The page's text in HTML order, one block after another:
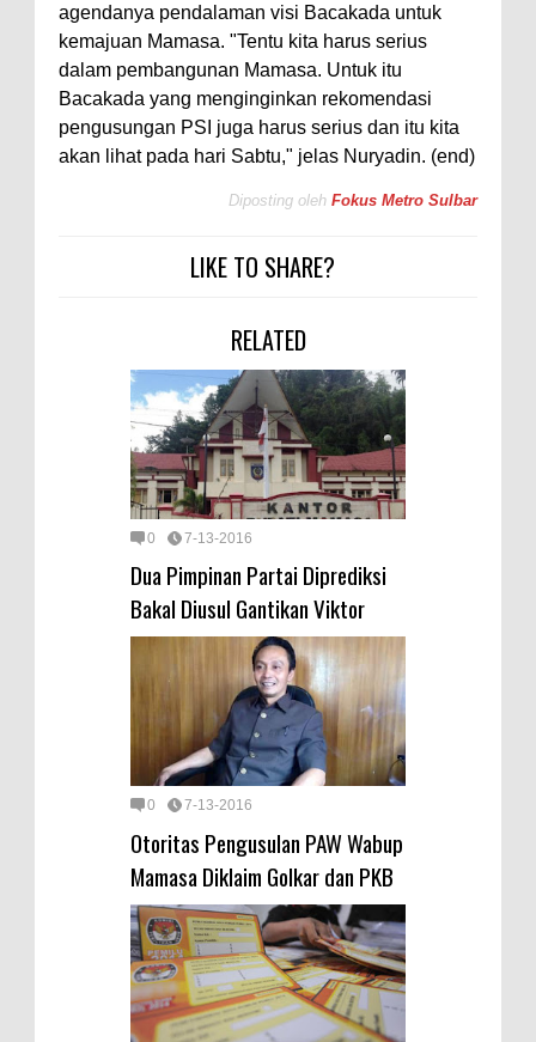
agendanya pendalaman visi Bacakada untuk
kemajuan Mamasa. "Tentu kita harus serius
dalam pembangunan Mamasa. Untuk itu
Bacakada yang menginginkan rekomendasi
pengusungan PSI juga harus serius dan itu kita
akan lihat pada hari Sabtu," jelas Nuryadin. (end)
Diposting oleh Fokus Metro Sulbar
LIKE TO SHARE?
RELATED
0 7-13-2016
Dua Pimpinan Partai Diprediksi
Bakal Diusul Gantikan Viktor
0 7-13-2016
Otoritas Pengusulan PAW Wabup
Mamasa Diklaim Golkar dan PKB